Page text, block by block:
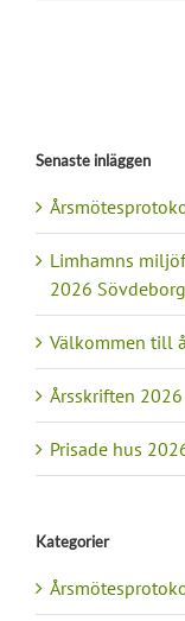
Senaste inläggen
Limhamns
2026
Välkommen till
Årsskriften 2026
Prisade hus
Kategorier